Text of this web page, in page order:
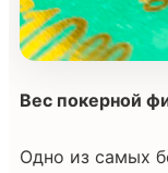
Вес покерной
Одно из самых